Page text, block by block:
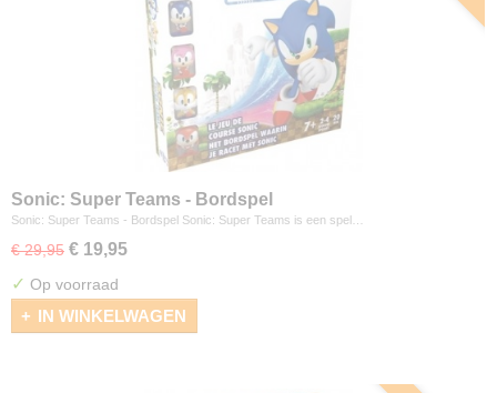
Sonic: Super Teams - Bordspel
Sonic: Super Teams - Bordspel Sonic: Super Teams is een spel…
€ 29,95 € 19,95
✓ Op voorraad
IN WINKELWAGEN